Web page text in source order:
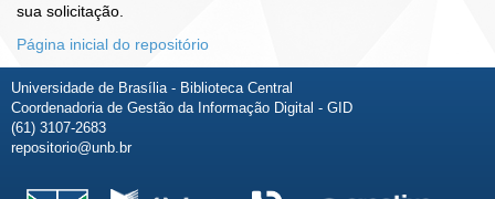
sua solicitação.
Página inicial do repositório
Universidade de Brasília - Biblioteca Central
Coordenadoria de Gestão da Informação Digital - GID
(61) 3107-2683
repositorio@unb.br